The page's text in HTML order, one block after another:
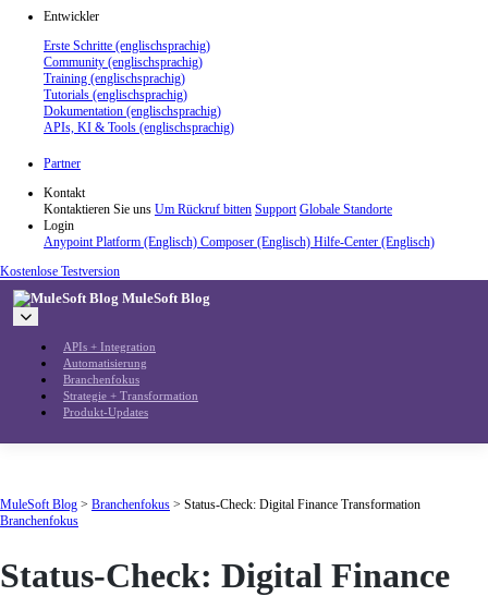
Entwickler
Erste Schritte (englischsprachig)
Community (englischsprachig)
Training (englischsprachig)
Tutorials (englischsprachig)
Dokumentation (englischsprachig)
APIs, KI & Tools (englischsprachig)
Partner
Kontakt
Kontaktieren Sie uns Um Rückruf bitten Support Globale Standorte
Login
Anypoint Platform (Englisch) Composer (Englisch) Hilfe-Center (Englisch)
Kostenlose Testversion
MuleSoft Blog
APIs + Integration
Automatisierung
Branchenfokus
Strategie + Transformation
Produkt-Updates
MuleSoft Blog > Branchenfokus > Status-Check: Digital Finance Transformation
Branchenfokus
Status-Check: Digital Finance